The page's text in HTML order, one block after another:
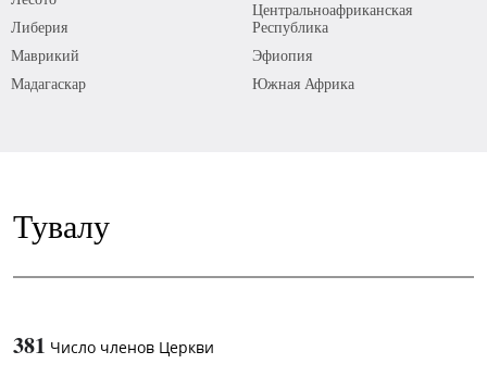
Либерия
Маврикий
Мадагаскар
Центральноафриканская
Республика
Эфиопия
Южная Африка
Тувалу
381 Число членов Церкви